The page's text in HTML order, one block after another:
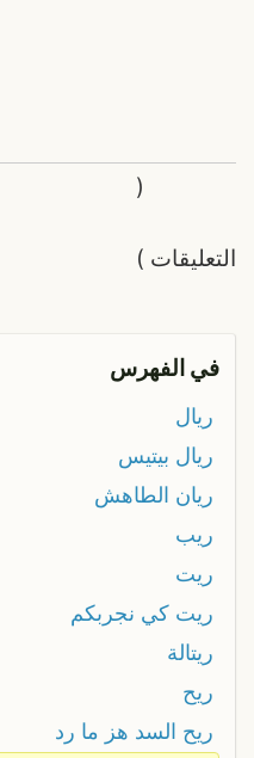
التعليقات
(
)
في الفهرس
ريال
ريال بيتيس
ريان الطاهش
ريب
ريت
ريت كي نجربكم
ريتالة
ريح
ريح السد هز ما رد